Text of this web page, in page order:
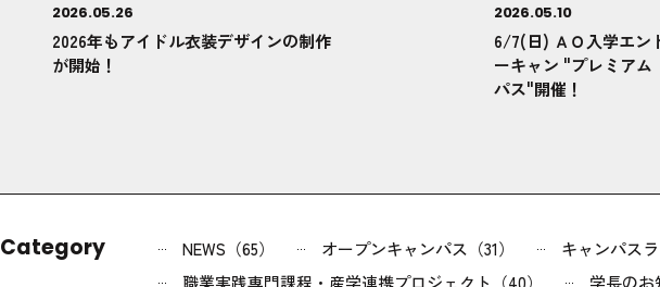
2026.05.26
2026年もアイドル衣装デザインの制作
が開始！
2026.05.10
6/7(日) ＡＯ入学エン
ーキャン "プレミアム
パス"開催！
Category NEWS（65） オープンキャンパス（31）
キャンパス
職業実践専門課程・産学連携プロジェクト（40）
学長のお